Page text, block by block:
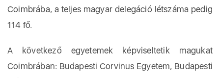
Coimbrába, a teljes magyar delegáció létszáma pedig
114 fő.
A következő egyetemek képviseltetik magukat
Coimbrában: Budapesti Corvinus Egyetem, Budapesti